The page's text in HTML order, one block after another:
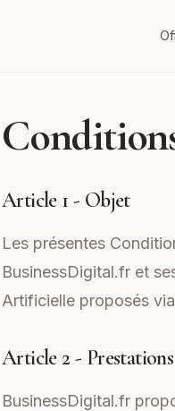
Article 1 - Objet
Les présentes
BusinessDigital.fr et
Artificielle proposés
Article 2 - Prestations
BusinessDigital.fr